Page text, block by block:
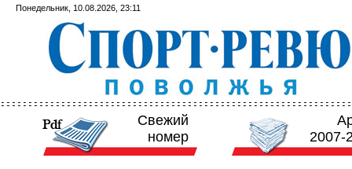
Понедельник, 10.08.2026, 23:11
Свежий
номер
2007-